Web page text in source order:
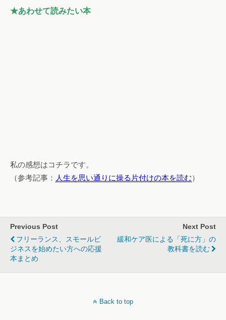
★あわせて読みたい本
私の感想はコチラです。
（参考記事： 人生を思い通りに操る片付けの本を読む）
Previous Post
フリーランス、スモールビ
ジネスを始めたい方への応援
本まとめ
Next Post
緩和ケア医による「死に方」の
教科書を読む
Back to top